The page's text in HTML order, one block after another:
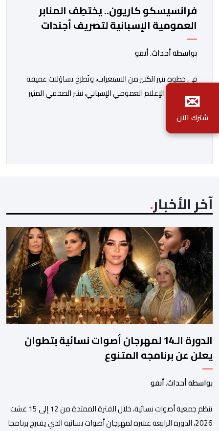
فرانسيسكو كاريون.. يَختطِف المنابر
العمومية الإسبانية لتصريف أجندات
معادية للمغرب
بواسطة أحداث. أنفو
في خطوة تثير الكثير من الاستغراب، وتَطرَح تساؤلات عميقة
حول مسار الإعلام العمومي الإسباني، نشر الصحفي المثير
للجدل فرانسيسكو كاريون مقالاً مطولاً ومتحيزاً على بوابة
المقال الذي حَمَل عنواناً مليئاً بالإيحاءات السلبية: “المغرب،
الاجتماعية”، يُمثِّل خروجاً غير مألوف عن الخط التحريري
آخر الأخبار
الدورة الـ14 لمهرجان أصوات نسائية بتطوان
يعلن عن برنامجه المتنوع
بواسطة أحداث. أنفو
تنظم جمعية أصوات نسائية، خلال الفترة الممتدة من 12 إلى 15 غشت
2026، الدورة الرابعة عشرة لمهرجان أصوات نسائية الذي يقترح برنامجا
✉
شترك الآن